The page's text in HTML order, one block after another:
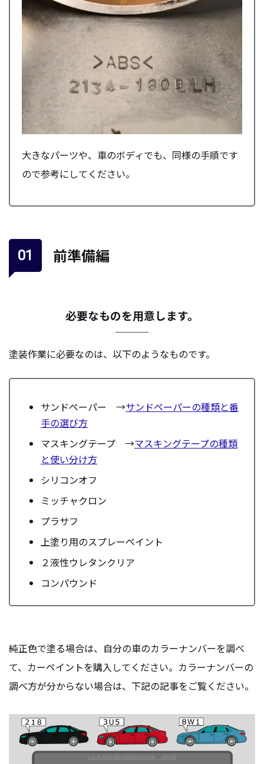
大きなパーツや、車のボディでも、同様の手順です
ので参考にしてください。
前準備編
必要なものを用意します。
塗装作業に必要なのは、以下のようなものです。
サンドペーパー →サンドペーパーの種類と番
手の選び方
マスキングテープ →マスキングテープの種類
と使い分け方
シリコンオフ
ミッチャクロン
プラサフ
上塗り用のスプレーペイント
２液性ウレタンクリア
コンパウンド
純正色で塗る場合は、自分の車のカラーナンバーを調べ
て、カーペイントを購入してください。カラーナンバーの
調べ方が分からない場合は、下記の記事をご覧ください。